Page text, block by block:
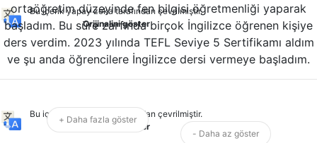
Bu içerik yapay zeka tarafından çevrilmiştir.
Orijinalini göster
ortaöğretim düzeyinde fen bilgisi öğretmenliği yaparak
başladım. Bu süre zarfında birçok İngilizce öğrenen kişiye
ders verdim. 2023 yılında TEFL Seviye 5 Sertifikamı aldım
ve şu anda öğrencilere İngilizce dersi vermeye başladım.
Bu içerik yapay zeka tarafından çevrilmiştir.
Orijinalini göster
+ Daha fazla göster
- Daha az göster